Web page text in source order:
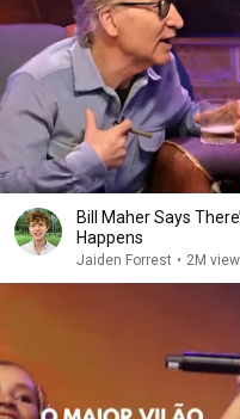
Bill Maher Says
Happens
Jaiden Forrest • 2M